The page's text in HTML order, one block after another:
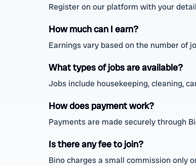
Register on our platform with your
How much can I earn?
Earnings vary based on the number of
What types of jobs are available?
Jobs include housekeeping, cleaning,
How does payment work?
Payments are made securely through
Is there any fee to join?
Bino charges a small commission only